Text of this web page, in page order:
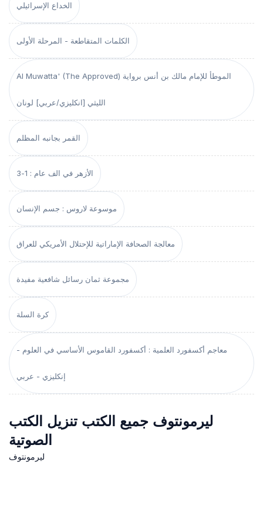
الخداع الإسرائيلي
الكلمات المتقاطعة - المرحلة الأولى
Al Muwatta' (The Approved) الموطأ للإمام مالك بن أنس برواية
الليثي [انكليزي/عربي] لونان
القمر بجانبه المظلم
الأزهر في الف عام : 1-3
موسوعة لاروس : جسم الإنسان
معالجة الصحافة الإماراتية للإحتلال الأمريكي للعراق
مجموعة ثمان رسائل شافعية مفيدة
كرة السلة
معاجم أكسفورد العلمية : أكسفورد القاموس الأساسي في العلوم -
إنكليزي - عربي
ليرمونتوف جميع الكتب تنزيل الكتب
الصوتية
ليرمونتوف